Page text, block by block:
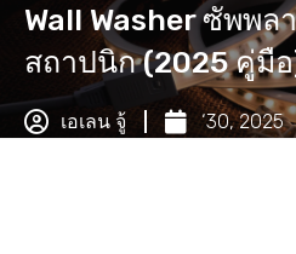
Wall Washer ซัพพล
สถาปนิก (2025 คู่มื
เอเลน จู้ ‘30, 2025